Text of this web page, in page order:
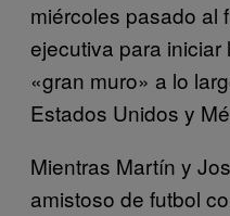
miércoles pasado al
ejecutiva para
«gran muro» a lo
Estados Unidos y
Mientras Martín y
amistoso de futbol